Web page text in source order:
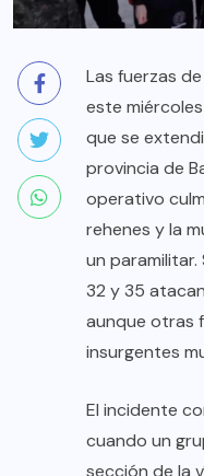
Las fuerzas
este
que se
provincia de
operativo
rehenes y la
un
32 y 35
aunque otras
insurgentes
El incidente
cuando un
sección de la